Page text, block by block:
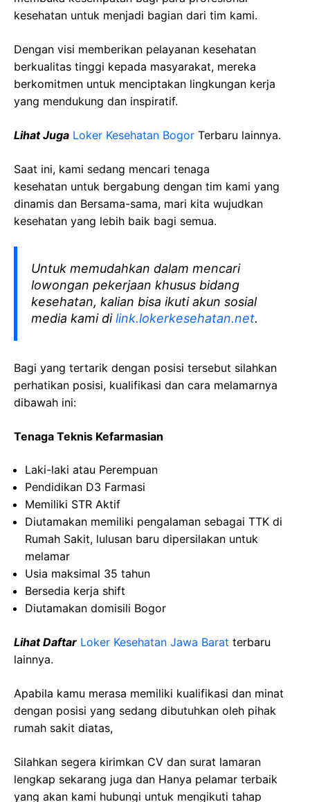
kesehatan untuk menjadi bagian dari tim kami.
Dengan visi memberikan pelayanan kesehatan
berkualitas tinggi kepada masyarakat, mereka
berkomitmen untuk menciptakan lingkungan kerja
yang mendukung dan inspiratif.
Lihat Juga Loker Kesehatan Bogor Terbaru lainnya.
Saat ini, kami sedang mencari tenaga
kesehatan untuk bergabung dengan tim kami yang
dinamis dan Bersama-sama, mari kita wujudkan
kesehatan yang lebih baik bagi semua.
Untuk memudahkan dalam mencari
lowongan pekerjaan khusus bidang
kesehatan, kalian bisa ikuti akun sosial
media kami dilink.lokerkesehatan.net.
Bagi yang tertarik dengan posisi tersebut silahkan
perhatikan posisi, kualifikasi dan cara melamarnya
dibawah ini:
Tenaga Teknis Kefarmasian
Laki-laki atau Perempuan
Pendidikan D3 Farmasi
Memiliki STR Aktif
Diutamakan memiliki pengalaman sebagai TTK di
Rumah Sakit, lulusan baru dipersilakan untuk
melamar
Usia maksimal 35 tahun
Bersedia kerja shift
Diutamakan domisili Bogor
Lihat Daftar Loker Kesehatan Jawa Barat terbaru
lainnya.
Apabila kamu merasa memiliki kualifikasi dan minat
dengan posisi yang sedang dibutuhkan oleh pihak
rumah sakit diatas,
Silahkan segera kirimkan CV dan surat lamaran
lengkap sekarang juga dan Hanya pelamar terbaik
yang akan kami hubungi untuk mengikuti tahap